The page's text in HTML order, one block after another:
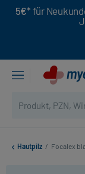
5€* für
Hautpilz / Focalex